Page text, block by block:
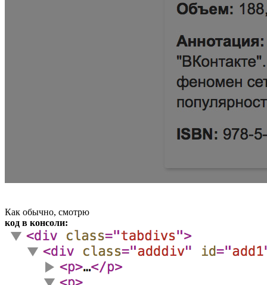
Как обычно, смотрю
код в консоли: